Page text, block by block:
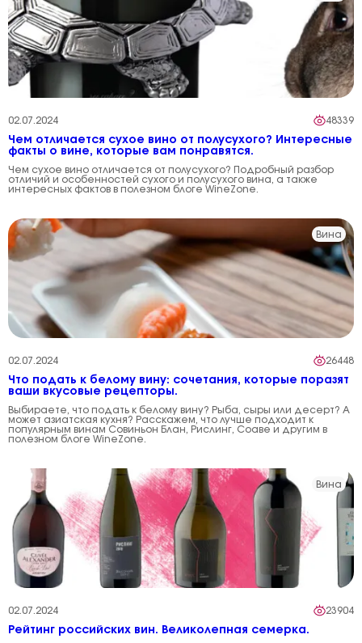
02.07.2024 48339
Чем отличается сухое вино от полусухого? Интересные
факты о вине, которые вам понравятся.
Чем сухое вино отличается от полусухого? Подробный разбор
отличий и особенностей сухого и полусухого вина, а также
интересных фактов в полезном блоге WineZone.
Вина
02.07.2024 26448
Что подать к белому вину: сочетания, которые поразят
ваши вкусовые рецепторы.
Выбираете, что подать к белому вину? Рыба, сыры или десерт? А
может азиатская кухня? Расскажем, что лучше подходит к
популярным винам Совиньон Блан, Рислинг, Соаве и другим в
полезном блоге WineZone.
Вина
02.07.2024 23904
Рейтинг российских вин. Великолепная семерка.